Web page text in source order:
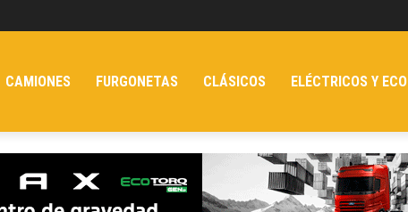
CAMIONES FURGONETAS CLÁSICOS ELÉCTRICOS Y ECO